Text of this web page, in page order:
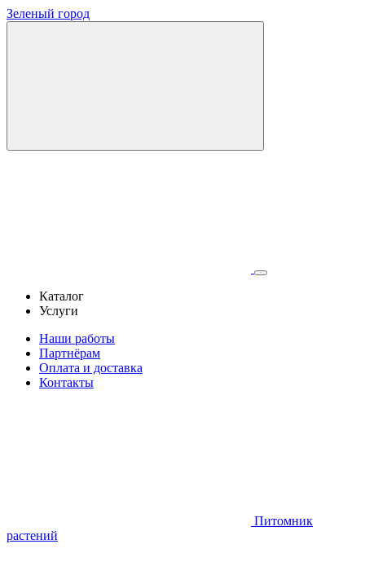
Зеленый город
Каталог
Услуги
Наши работы
Партнёрам
Оплата и доставка
Контакты
Питомник
растений